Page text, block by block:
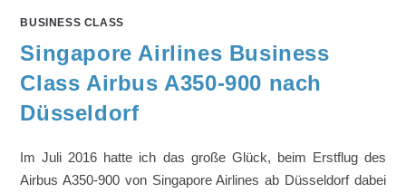
BUSINESS CLASS
Singapore Airlines Business
Class Airbus A350-900 nach
Düsseldorf
Im Juli 2016 hatte ich das große Glück, beim Erstflug des
Airbus A350-900 von Singapore Airlines ab Düsseldorf dabei